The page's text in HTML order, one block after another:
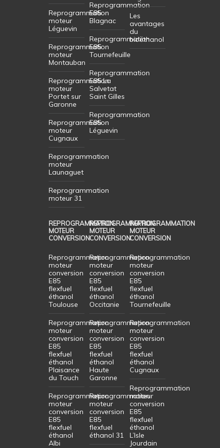
Reprogrammation
moteur
Léguevin
Reprogrammation
moteur
Montauban
Reprogrammation
moteur
Portet sur
Garonne
Reprogrammation
moteur
Cugnaux
Reprogrammation
moteur
Launaguet
Reprogrammation
moteur 31
Reprogrammation
E85
Blagnac
Reprogrammation
E85
Tournefeuille
Reprogrammation
E85 La
Salvetat
Saint Gilles
Reprogrammation
E85
Léguevin
Les
avantages
du
bioéthanol
REPROGRAMMATION
MOTEUR
CONVERSION
Reprogrammation
moteur
conversion
E85
flexfuel
éthanol
Toulouse
Reprogrammation
moteur
conversion
E85
flexfuel
éthanol
Plaisance
du Touch
Reprogrammation
moteur
conversion
E85
flexfuel
éthanol
Albi
REPROGRAMMATION
MOTEUR
CONVERSION
Reprogrammation
moteur
conversion
E85
flexfuel
éthanol
Occitanie
Reprogrammation
moteur
conversion
E85
flexfuel
éthanol
Haute
Garonne
Reprogrammation
moteur
conversion
E85
flexfuel
éthanol 31
REPROGRAMMATION
MOTEUR
CONVERSION
Reprogrammation
moteur
conversion
E85
flexfuel
éthanol
Tournefeuille
Reprogrammation
moteur
conversion
E85
flexfuel
éthanol
Cugnaux
Reprogrammation
moteur
conversion
E85
flexfuel
éthanol
L’Isle
Jourdain